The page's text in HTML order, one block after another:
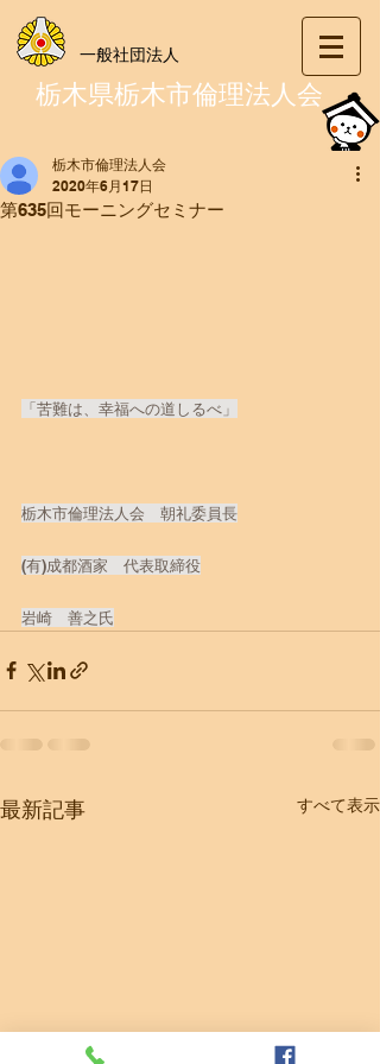
一般社団法人
栃木県栃木市倫理法人会
第635回モーニングセミナー
栃木市倫理法人会
2020年6月17日
「苦難は、幸福への道しるべ」
栃木市倫理法人会　朝礼委員長
(有)成都酒家　代表取締役
​岩崎　善之氏
最新記事 すべて表示